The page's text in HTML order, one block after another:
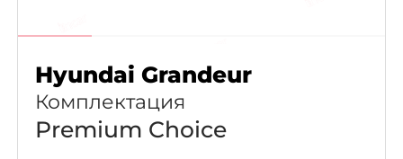
Maserati(182)
Porsche(163)
Jaguar(122)
Exclusive +(48)
Modern Tech (47)
Hyundai Grandeur
Комплектация
Premium Choice